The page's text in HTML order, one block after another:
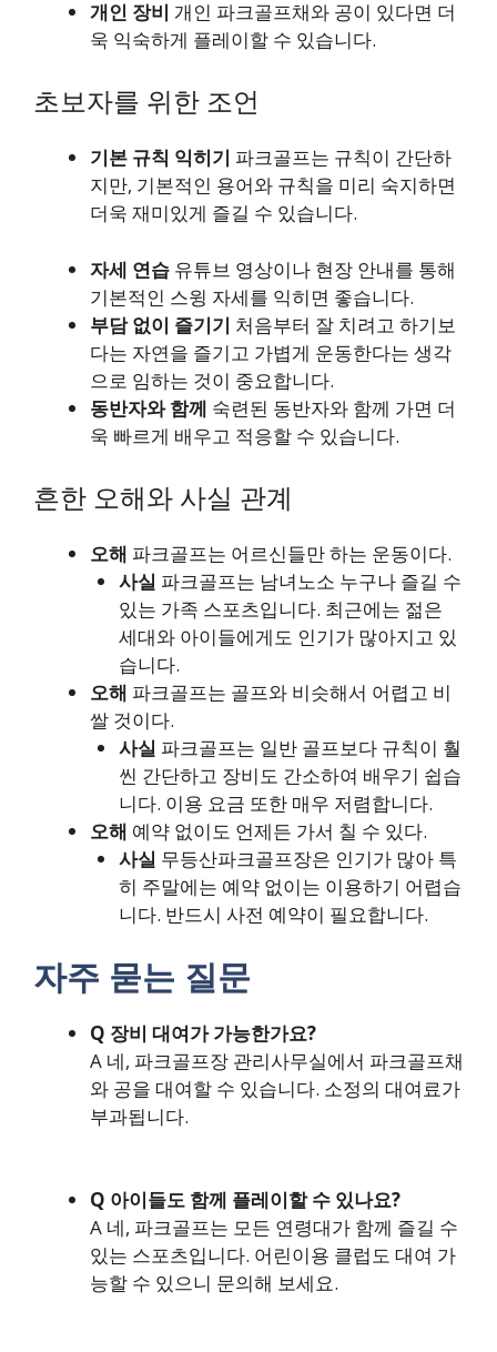
개인 장비 개인 파크골프채와 공이 있다면 더
욱 익숙하게 플레이할 수 있습니다.
초보자를 위한 조언
기본 규칙 익히기 파크골프는 규칙이 간단하
지만, 기본적인 용어와 규칙을 미리 숙지하면
더욱 재미있게 즐길 수 있습니다.
자세 연습 유튜브 영상이나 현장 안내를 통해
기본적인 스윙 자세를 익히면 좋습니다.
부담 없이 즐기기 처음부터 잘 치려고 하기보
다는 자연을 즐기고 가볍게 운동한다는 생각
으로 임하는 것이 중요합니다.
동반자와 함께 숙련된 동반자와 함께 가면 더
욱 빠르게 배우고 적응할 수 있습니다.
흔한 오해와 사실 관계
오해 파크골프는 어르신들만 하는 운동이다.
사실 파크골프는 남녀노소 누구나 즐길 수
있는 가족 스포츠입니다. 최근에는 젊은
세대와 아이들에게도 인기가 많아지고 있
습니다.
오해 파크골프는 골프와 비슷해서 어렵고 비
쌀 것이다.
사실 파크골프는 일반 골프보다 규칙이 훨
씬 간단하고 장비도 간소하여 배우기 쉽습
니다. 이용 요금 또한 매우 저렴합니다.
오해 예약 없이도 언제든 가서 칠 수 있다.
사실 무등산파크골프장은 인기가 많아 특
히 주말에는 예약 없이는 이용하기 어렵습
니다. 반드시 사전 예약이 필요합니다.
자주 묻는 질문
Q 장비 대여가 가능한가요?
A 네, 파크골프장 관리사무실에서 파크골프채
와 공을 대여할 수 있습니다. 소정의 대여료가
부과됩니다.
Q 아이들도 함께 플레이할 수 있나요?
A 네, 파크골프는 모든 연령대가 함께 즐길 수
있는 스포츠입니다. 어린이용 클럽도 대여 가
능할 수 있으니 문의해 보세요.